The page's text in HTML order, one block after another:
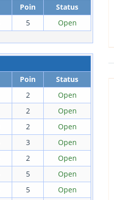
Poin
Status
5 Open
Poin
Status
2
Open
2
Open
2
Open
3
Open
2
Open
5
Open
5
Open